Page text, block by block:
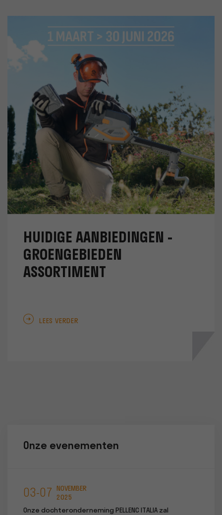
HUIDIGE AANBIEDINGEN -
GROENGEBIEDEN
ASSORTIMENT
LEES VERDER
Onze evenementen
03-07
NOVEMBER
2025
Onze dochteronderneming PELLENC ITALIA zal